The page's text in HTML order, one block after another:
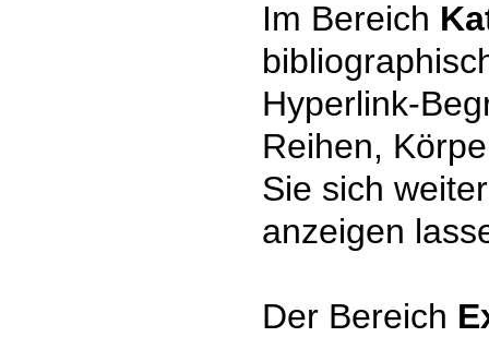
Im Bereich
Hyperlink-
Reihen,
Sie sich
anzeigen
Der Bereich